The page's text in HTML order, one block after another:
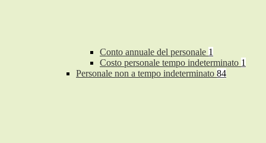
Conto annuale del personale 1
Costo personale tempo indeterminato 1
Personale non a tempo indeterminato 84